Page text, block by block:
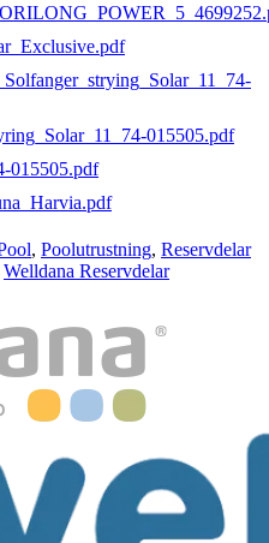
015505.pdf
015505.pdf
, Poolutrustning, Reservdelar
Welldana Reservdelar